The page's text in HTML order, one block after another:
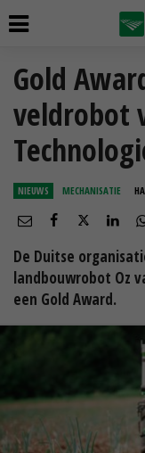
Gold
veldrobot
NIEUWS MECHANISATIE
De Duitse
landbouwrobot Oz
een Gold Award.